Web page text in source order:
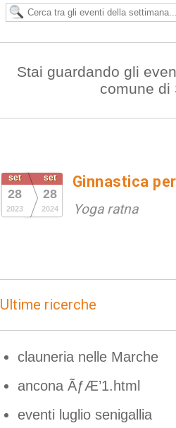
Stai guardando gli
comune di
set
28
2023
set
28
2024
Ginnastica
Yoga ratna
Ultime ricerche
clauneria nelle Marche
ancona ÃƒÆ’1.html
eventi luglio senigallia